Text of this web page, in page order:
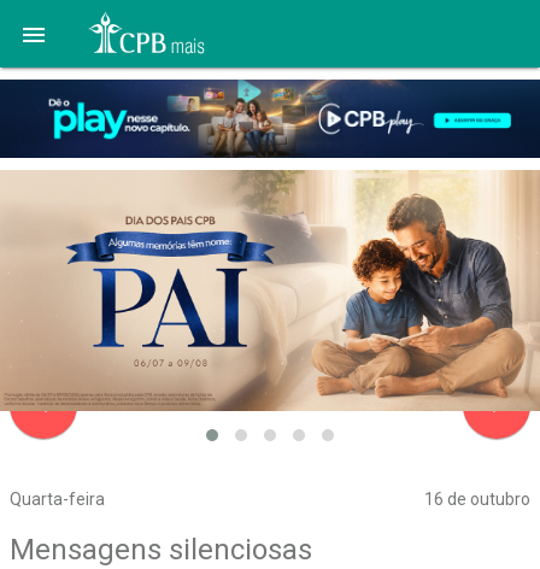

Quarta-feira 16 de outubro
navigate_before
Mensagens silenciosas
navigate_next